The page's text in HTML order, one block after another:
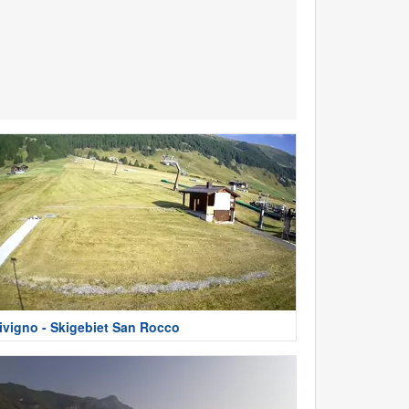
- Skigebiet San Rocco